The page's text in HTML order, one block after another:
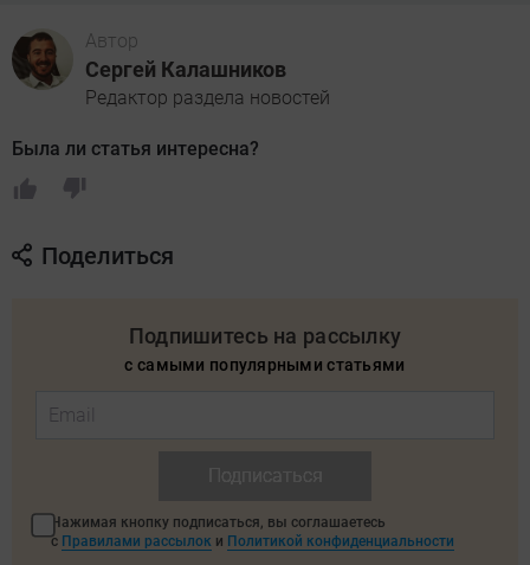
Автор
Сергей Калашников
Редактор раздела новостей
Была ли статья интересна?
Поделиться
Подпишитесь на рассылку
с самыми популярными статьями
Нажимая кнопку подписаться, вы соглашаетесь
с Правилами рассылок и Политикой конфиденциальности